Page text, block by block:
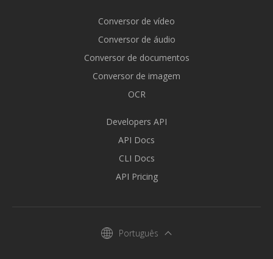
Conversor de vídeo
Conversor de áudio
Conversor de documentos
Conversor de imagem
OCR
Developers API
API Docs
CLI Docs
API Pricing
Português